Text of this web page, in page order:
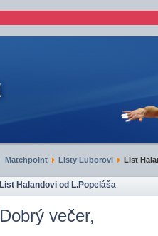
Matchpoint Listy Luborovi List
List Halandovi od L.Popeláša
Dobrý večer,